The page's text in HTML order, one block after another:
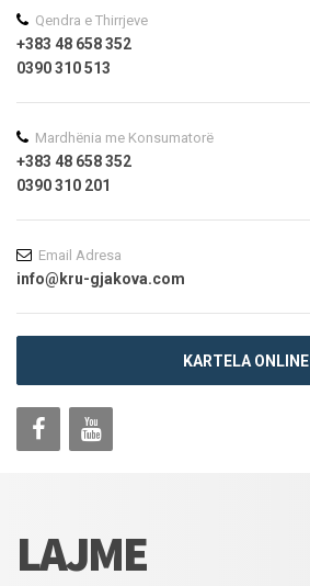
Qendra e Thirrjeve
+383 48 658 352
0390 310 513
Mardhënia me Konsumatorë
+383 48 658 352
0390 310 201
Email Adresa
info@kru-gjakova.com
KARTELA ONLINE
LAJME